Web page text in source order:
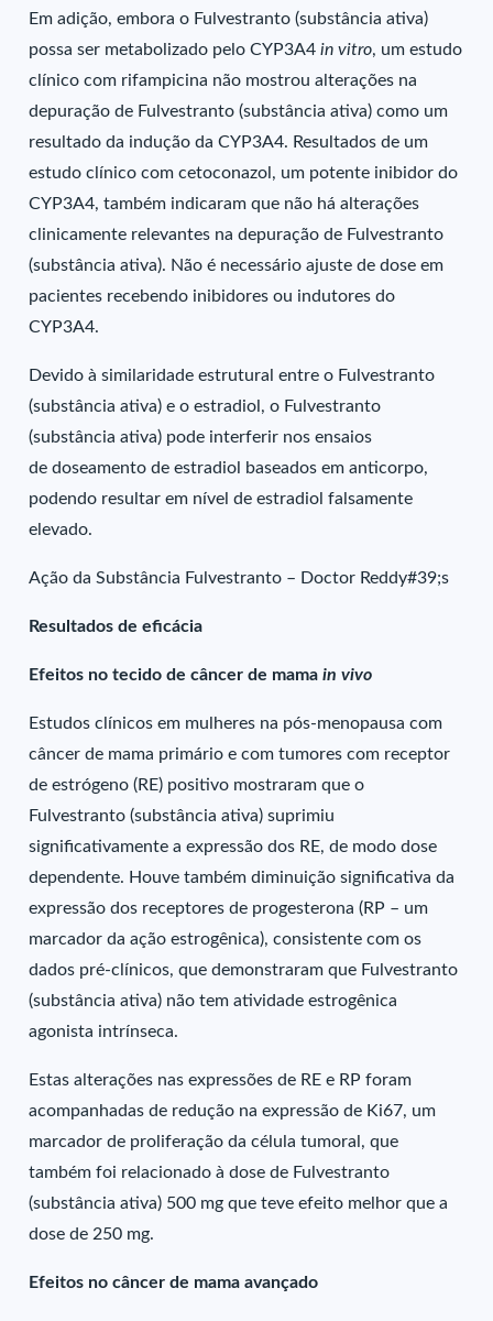
Em adição, embora o Fulvestranto (substância ativa)
possa ser metabolizado pelo CYP3A4in vitro, um estudo
clínico com rifampicina não mostrou alterações na
depuração de Fulvestranto (substância ativa) como um
resultado da indução da CYP3A4. Resultados de um
estudo clínico com cetoconazol, um potente inibidor do
CYP3A4, também indicaram que não há alterações
clinicamente relevantes na depuração de Fulvestranto
(substância ativa). Não é necessário ajuste de dose em
pacientes recebendo inibidores ou indutores do
CYP3A4.
Devido à similaridade estrutural entre o Fulvestranto
(substância ativa) e o estradiol, o Fulvestranto
(substância ativa) pode interferir nos ensaios
de doseamento de estradiol baseados em anticorpo,
podendo resultar em nível de estradiol falsamente
elevado.
Ação da Substância Fulvestranto – Doctor Reddy#39;s
Resultados de eficácia
Efeitos no tecido de câncer de mama in vivo
Estudos clínicos em mulheres na pós-menopausa com
câncer de mama primário e com tumores com receptor
de estrógeno (RE) positivo mostraram que o
Fulvestranto (substância ativa) suprimiu
significativamente a expressão dos RE, de modo dose
dependente. Houve também diminuição significativa da
expressão dos receptores de progesterona (RP – um
marcador da ação estrogênica), consistente com os
dados pré-clínicos, que demonstraram que Fulvestranto
(substância ativa) não tem atividade estrogênica
agonista intrínseca.
Estas alterações nas expressões de RE e RP foram
acompanhadas de redução na expressão de Ki67, um
marcador de proliferação da célula tumoral, que
também foi relacionado à dose de Fulvestranto
(substância ativa) 500 mg que teve efeito melhor que a
dose de 250 mg.
Efeitos no câncer de mama avançado